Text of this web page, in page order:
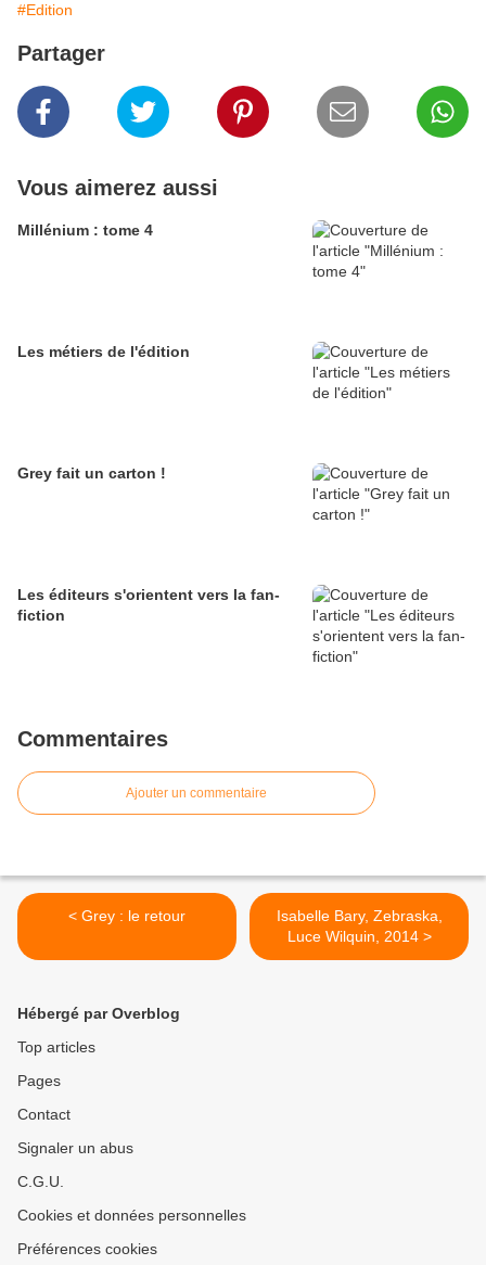
#Edition
Partager
Vous aimerez aussi
Millénium : tome 4
Les métiers de l'édition
Grey fait un carton !
Les éditeurs s'orientent vers la fan-
fiction
Commentaires
Ajouter un commentaire
< Grey : le retour
Isabelle Bary, Zebraska,
Luce Wilquin, 2014 >
Hébergé par Overblog
Top articles
Pages
Contact
Signaler un abus
C.G.U.
Cookies et données personnelles
Préférences cookies